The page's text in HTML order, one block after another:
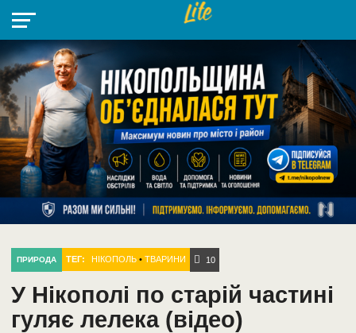
НІКОПОЛЬ
РАЙОН
СІЧЕСЛАВСЬКА
УКРАЇНА
РЕТРО
НІКОПОЛЬ
ЛАЙТ
УКРАЇНА
ДОПОМОГА
РАДІО
ПРИРОДА ТЕГ: НІКОПОЛЬ• ТВАРИНИ 10
У Нікополі по старій частині
гуляє лелека (відео)